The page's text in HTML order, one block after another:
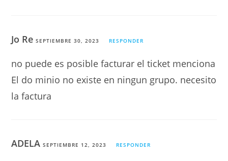
Jo ReSEPTIEMBRE 30, 2023 RESPONDER
no puede es posible facturar el ticket menciona
El do minio no existe en ningun grupo. necesito
la factura
ADELASEPTIEMBRE 12, 2023 RESPONDER